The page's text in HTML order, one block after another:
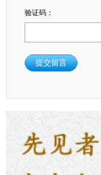
验证码：